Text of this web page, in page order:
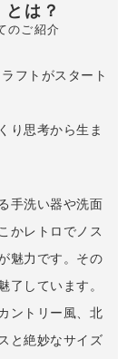
は？
のご紹介
フトがスタート
り思考から生ま
手洗い器や洗面
かレトロでノス
魅力です。その
了しています。
ントリー風、北
と絶妙なサイズ